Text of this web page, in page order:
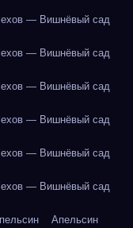
— Вишнёвый сад
— Вишнёвый сад
— Вишнёвый сад
— Вишнёвый сад
— Вишнёвый сад
— Вишнёвый сад
Апельсин